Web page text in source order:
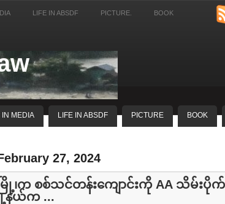
LIFE IN ABSDF PICTURE. BOOK
IN MEDIA LIFE IN ABSDF PICTURE BOOK
27, 2024
းမြို့၊က စစ်သင်တန်းကျောင်းကို AA သိမ်းပို
နယ်က ...